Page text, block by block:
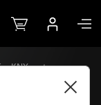
KNX systeem